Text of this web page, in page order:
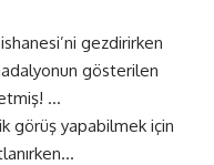
gezdirirken
gösterilen
…
görüş yapabilmek için